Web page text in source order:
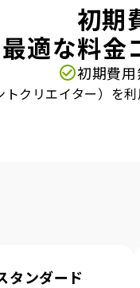
初期
最適な料金
初期費
クリエイター）を利
タンダード